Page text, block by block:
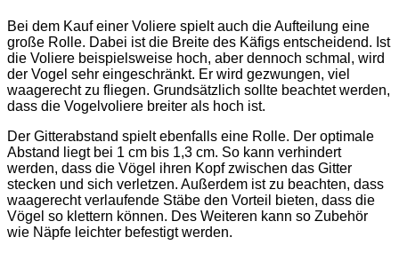
Bei dem Kauf einer Voliere spielt auch die Aufteilung eine
große Rolle. Dabei ist die Breite des Käfigs entscheidend. Ist
die Voliere beispielsweise hoch, aber dennoch schmal, wird
der Vogel sehr eingeschränkt. Er wird gezwungen, viel
waagerecht zu fliegen. Grundsätzlich sollte beachtet werden,
dass die Vogelvoliere breiter als hoch ist.
Der Gitterabstand spielt ebenfalls eine Rolle. Der optimale
Abstand liegt bei 1 cm bis 1,3 cm. So kann verhindert
werden, dass die Vögel ihren Kopf zwischen das Gitter
stecken und sich verletzen. Außerdem ist zu beachten, dass
waagerecht verlaufende Stäbe den Vorteil bieten, dass die
Vögel so klettern können. Des Weiteren kann so Zubehör
wie Näpfe leichter befestigt werden.